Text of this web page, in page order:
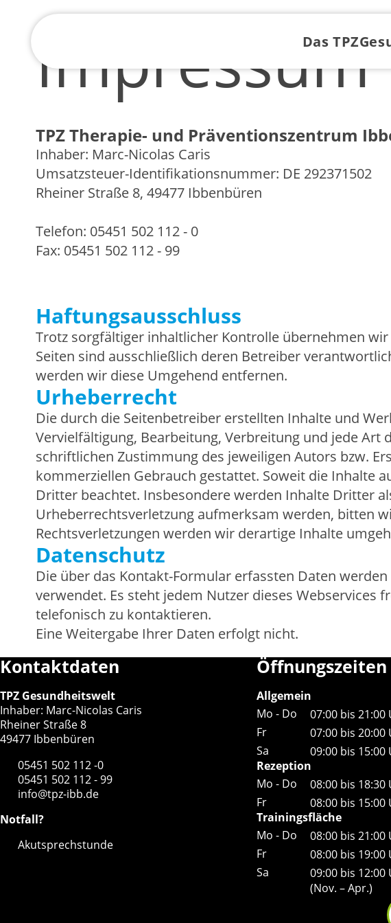
Das TPZ
Impressum
TPZ Therapie- und Präventionszentrum
Inhaber: Marc-Nicolas Caris
Umsatzsteuer-Identifikationsnummer: DE 292371502
Rheiner Straße 8, 49477 Ibbenbüren
Telefon: 05451 502 112 - 0
Fax: 05451 502 112 - 99
Haftungsausschluss
Trotz sorgfältiger inhaltlicher Kontrolle übernehmen
Seiten sind ausschließlich deren Betreiber
werden wir diese Umgehend entfernen.
Urheberrecht
Die durch die Seitenbetreiber erstellten Inhalte und
Vervielfältigung, Bearbeitung, Verbreitung und jede
schriftlichen Zustimmung des jeweiligen Autors bzw.
kommerziellen Gebrauch gestattet. Soweit die Inhalte
Dritter beachtet. Insbesondere werden Inhalte Dritter
Urheberrechtsverletzung aufmerksam werden, bitten
Rechtsverletzungen werden wir derartige Inhalte
Datenschutz
Die über das Kontakt-Formular erfassten Daten
verwendet. Es steht jedem Nutzer dieses
telefonisch zu kontaktieren.
Eine Weitergabe Ihrer Daten erfolgt nicht.
Kontaktdaten
TPZ Gesundheitswelt
Inhaber: Marc-Nicolas Caris
Rheiner Straße 8
49477 Ibbenbüren
05451 502 112 -0
05451 502 112 - 99
info@tpz-ibb.de
Notfall?
Akutsprechstunde
Öffnungszeiten
Allgemein
Mo - Do
07:00 bis 21:00
Fr
07:00 bis 20:00
Sa
09:00 bis 15:00
Rezeption
Mo - Do
08:00 bis 18:30
Fr
08:00 bis 15:00
Trainingsfläche
Mo - Do
08:00 bis 21:00
Fr
08:00 bis 19:00
Sa
09:00 bis 12:00
(Nov. – Apr.)